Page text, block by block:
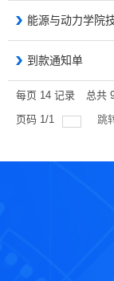
能源与动力学院
到款通知单
每页 14 记录 总共
页码 1/1 跳